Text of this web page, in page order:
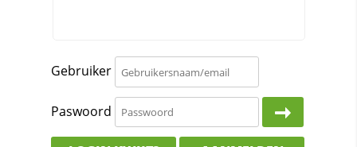
Gebruiker
Paswoord